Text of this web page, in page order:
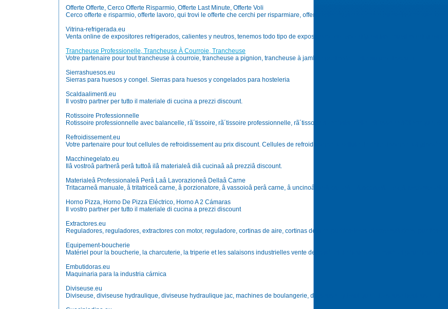
Offerte Offerte, Cerco Offerte Risparmio, Offerte Last Minute, Offerte Voli
Cerco offerte e risparmio, offerte lavoro, qui trovi le offerte che cerchi per risparmiare, offerta volo, risparmio, cerco offerte last minute,
Vitrina-refrigerada.eu
Venta online de expositores refrigerados, calientes y neutros, tenemos todo tipo de expositores, vitrinas refrigeradas, murales
Trancheuse Professionelle, Trancheuse À Courroie, Trancheuse
Votre partenaire pour tout trancheuse à courroie, trancheuse a pignion, trancheuse à jambon professionnelle au prix discount.
Sierrashuesos.eu
Sierras para huesos y congel. Sierras para huesos y congelados para hosteleria
Scaldaalimenti.eu
Il vostro partner per tutto il materiale di cucina a prezzi discount.
Rotissoire Professionnelle
Rotissoire professionnelle avec balancelle, rã´tissoire, rã´tissoire professionnelle, rã´tissoire avec balancelle , rã´tissoire ã©lectrique,
Refroidissement.eu
Votre partenaire pour tout cellules de refroidissement au prix discount. Cellules de refroidissement, cellule de refroidissement à
Macchinegelato.eu
Ilâ vostroâ partnerâ perâ tuttoâ ilâ materialeâ diâ cucinaâ aâ prezziâ discount.
Materialeâ Professionaleâ Perâ Laâ Lavorazioneâ Dellaâ Carne
Tritacarneâ manuale, â tritatriceâ carne, â porzionatore, â vassoioâ perâ carne, â uncinoâ perâ carneâ inâ acciaioâ inox, â
Horno Pizza, Horno De Pizza Eléctrico, Horno A 2 Cámaras
Il vostro partner per tutto il materiale di cucina a prezzi discount
Extractores.eu
Reguladores, reguladores, extractores con motor, reguladore, cortinas de aire, cortinas de aire, purificadores electroestã¡ticos,
Equipement-boucherie
Matériel pour la boucherie, la charcuterie, la triperie et les salaisons industrielles vente de matériel de boucherie, matériel pour
Embutidoras.eu
Maquinaria para la industria cárnica
Diviseuse.eu
Diviseuse, diviseuse hydraulique, diviseuse hydraulique jac, machines de boulangerie, diviseuse hydraulique - diviseuse bouleuse -